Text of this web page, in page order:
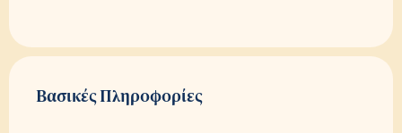
Βασικές Πληροφορίες